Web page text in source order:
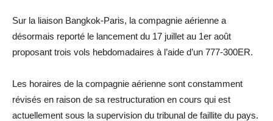
Sur la liaison Bangkok-Paris, la compagnie aérienne a
désormais reporté le lancement du 17 juillet au 1er août
proposant trois vols hebdomadaires à l’aide d’un 777-300ER.
Les horaires de la compagnie aérienne sont constamment
révisés en raison de sa restructuration en cours qui est
actuellement sous la supervision du tribunal de faillite du pays.